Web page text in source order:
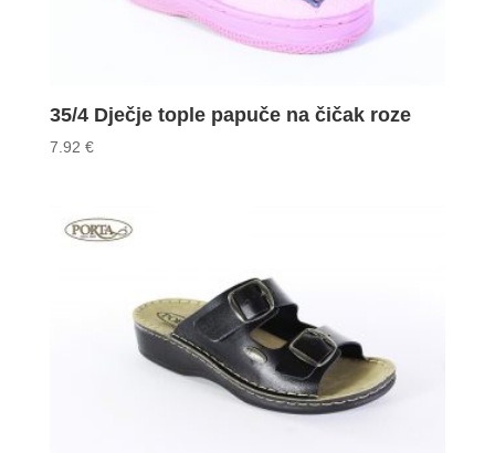
35/4 Dječje tople papuče na čičak roze
7.92 €